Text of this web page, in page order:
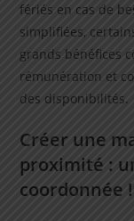
fériés en cas de
simplifiées,
grands bénéfices
rémunération et
des disponibilités.
Créer une
proximité :
coordonnée !